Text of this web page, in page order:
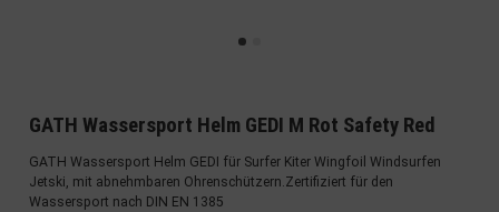
GATH Wassersport Helm GEDI M Rot Safety Red
GATH Wassersport Helm GEDI für Surfer Kiter Wingfoil Windsurfen
Jetski, mit abnehmbaren Ohrenschützern.Zertifiziert für den
Wassersport nach DIN EN 1385